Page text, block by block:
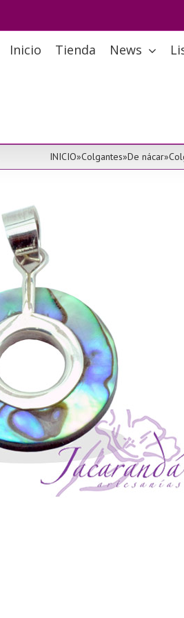
Inicio Tienda News
INICIO»Colgantes»De nácar»